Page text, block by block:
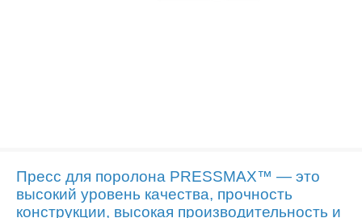
Пресс для поролона PRESSMAX™ — это
высокий уровень качества, прочность
конструкции, высокая производительность и